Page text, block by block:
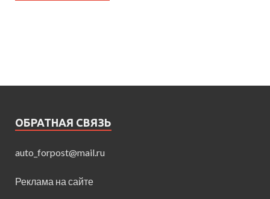
ОБРАТНАЯ СВЯЗЬ
auto_forpost@mail.ru
Реклама на сайте